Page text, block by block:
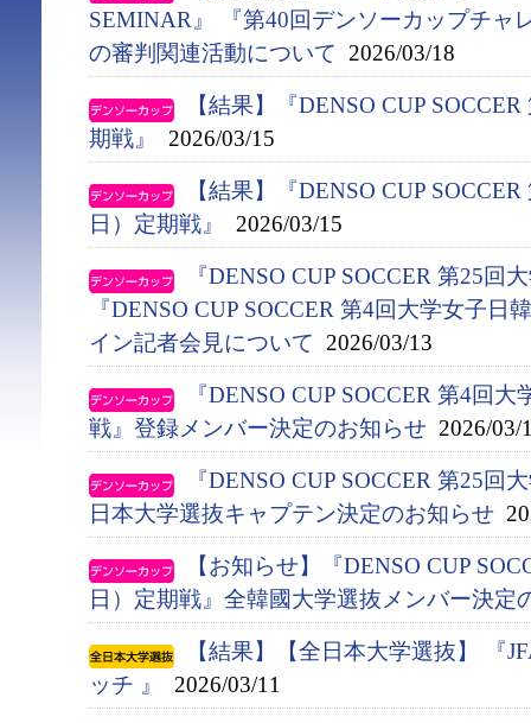
SEMINAR』 『第40回デンソーカップチャ
の審判関連活動について 2026/03/18
【結果】『DENSO CUP
期戦』
2026/03/15
【結果】『DENSO CUP
日）定期戦』
2026/03/15
『DENSO CUP SOCCER 第25回
『DENSO CUP SOCCER 第4回大学女子日
イン記者会見について 2026/03/13
『DENSO CUP SOCCER 第4回
戦』登録メンバー決定のお知らせ 2026/03/
『DENSO CUP SOCCER 第25回
日本大学選抜キャプテン決定のお知らせ
【お知らせ】『DENSO CUP
日）定期戦』全韓國大学選抜メンバー決定
【結果】【全日本大学選抜】 『
ッチ 』
2026/03/11